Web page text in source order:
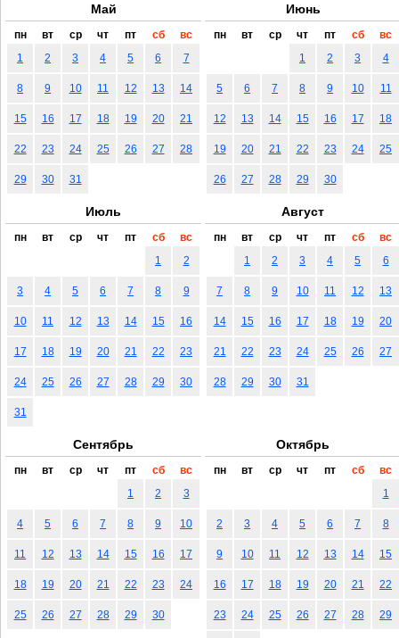
Май
пн вт ср чт пт сб
вс
1
2 3 4 5 6 7
8 9 10 11 12 13 14
15 16 17 18 19 20 21
22 23 24 25 26 27 28
29 30 31
Июнь
пн вт ср чт пт сб
вс
1
2 3 4
5 6 7 8 9 10 11
12 13 14 15 16 17 18
19 20 21 22 23 24 25
26 27 28 29 30
Июль
пн вт ср чт пт сб
вс
1
2
3 4 5 6 7 8 9
10 11 12 13 14 15 16
17 18 19 20 21 22 23
24 25 26 27 28 29 30
31
Август
пн вт ср чт пт сб
вс
1
2 3 4 5 6
7 8 9 10 11 12 13
14 15 16 17 18 19 20
21 22 23 24 25 26 27
28 29 30 31
Сентябрь
пн вт ср чт пт сб
вс
1
2 3
4 5 6 7 8 9 10
11 12 13 14 15 16 17
18 19 20 21 22 23 24
25 26 27 28 29 30
Октябрь
пн вт ср чт пт сб
вс
1
2 3 4 5 6 7 8
9 10 11 12 13 14 15
16 17 18 19 20 21 22
23 24 25 26 27 28 29